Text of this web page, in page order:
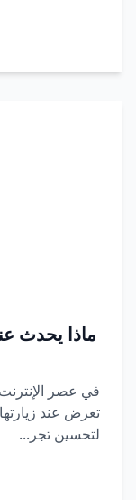
ماذا يحدث
في عصر
تعرض عند
لتحسين تجر...